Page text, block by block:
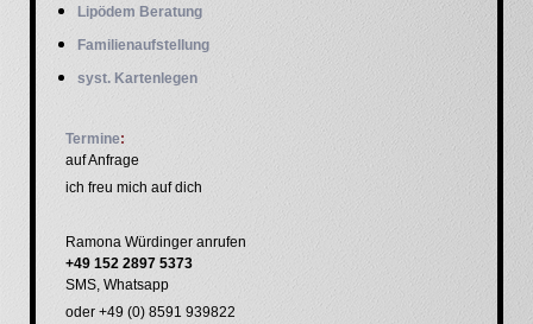
Lipödem Beratung
Familienaufstellung
syst. Kartenlegen
Termine:
auf Anfrage
ich freu mich auf dich
Ramona Würdinger anrufen
+49 152 2897 5373
SMS, Whatsapp
oder +49 (0) 8591 939822